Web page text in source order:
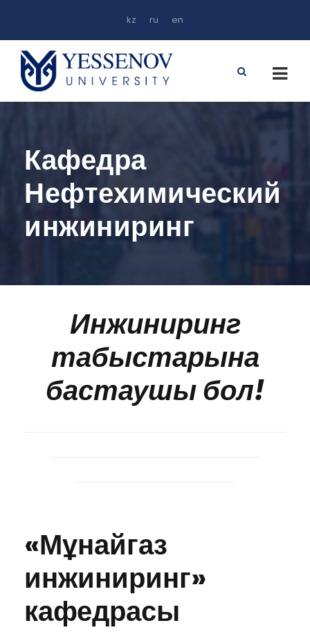
kz ru en
Кафедра
Нефтехимический
инжиниринг
Инжиниринг
табыстарына
бастаушы бол!
«Мұнайгаз
инжиниринг»
кафедрасы